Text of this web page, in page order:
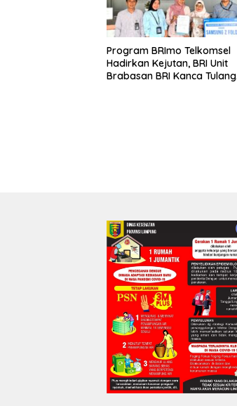
Program BRImo Telkomsel
Hadirkan Kejutan, BRI Unit
Brabasan BRI Kanca Tulang